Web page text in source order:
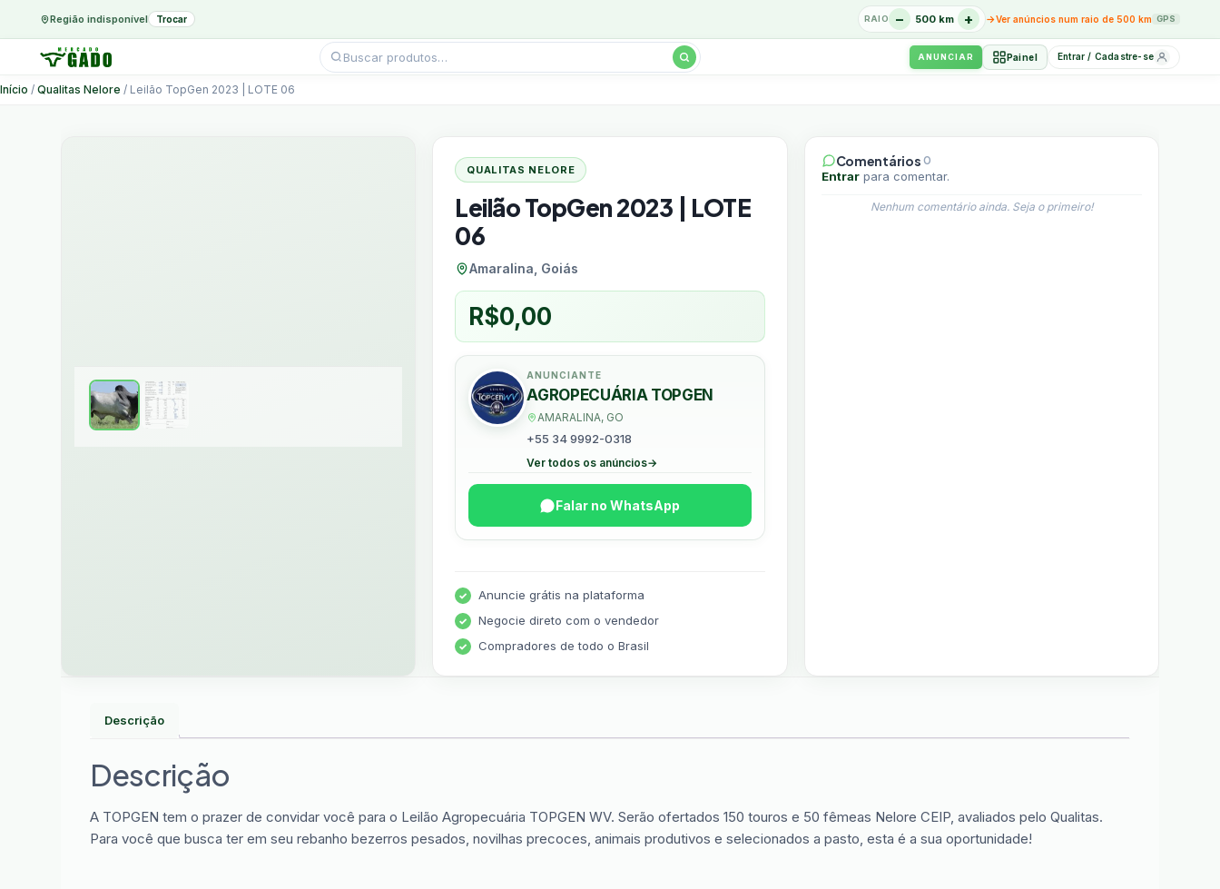
Região indisponível Trocar RAIO − 500 km + →Ver anúncios num raio de 500 km GPS
Pesquisar
produtos
ANUNCIAR Painel Entrar / Cadastre-se
Ir
Início / Qualitas Nelore / Leilão TopGen 2023 | LOTE 06
QUALITAS NELORE
Leilão TopGen 2023 | LOTE
06
Amaralina, Goiás
R$0,00
ANUNCIANTE
AGROPECUÁRIA TOPGEN
AMARALINA, GO
+55 34 9992-0318
Ver todos os anúncios→
Falar no WhatsApp
Anuncie grátis na plataforma
Negocie direto com o vendedor
Compradores de todo o Brasil
Comentários 0
Entrarpara comentar.
Nenhum comentário ainda. Seja o primeiro!
Descrição
Descrição
A TOPGEN tem o prazer de convidar você para o Leilão Agropecuária TOPGEN WV. Serão ofertados 150 touros e 50 fêmeas Nelore CEIP, avaliados pelo Qualitas.
Para você que busca ter em seu rebanho bezerros pesados, novilhas precoces, animais produtivos e selecionados a pasto, esta é a sua oportunidade!